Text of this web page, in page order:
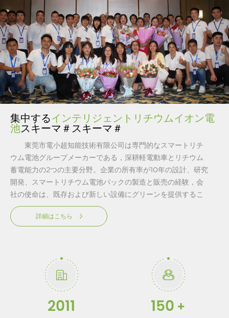
集中するインテリジェントリチウムイオン電
池スキーマ＃スキーマ＃
東莞市電小超知能技術有限公司は専門的なスマートリチ
ウム電池グループメーカーである，深耕軽電動車とリチウム
蓄電能力の2つの主要分野。企業の所有率が10年の設計、研究
開発、スマートリチウム電池パックの製造と販売の経験，会
社の使命は、既存および新しい設備にグリーンを提供するこ
とです。、インテリジェントで効率的な新エネルギーソリュ
ーション,持続可能な将来の実現。
わたって独自の研究開発を最適化し続けてきた、管理と生産
設備，を満たすISO9 0 0 1、SQP、BSCIとうひょうじゅん。
リチウム電池パックの安全保障にはさまざまな要素が関与し
ていることがよく知られている,設計検証を含む、正しいコア
選択、システム適合、サプライチェーン管理、厳密なテスト
詳細はこちら
2013 150 +